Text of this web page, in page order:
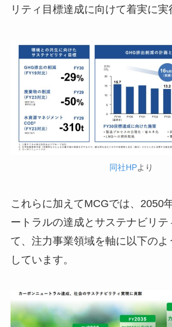
リティ目標達成に向けて着実に実
同社HPより
これらに加えてMCGでは、2050
ートラルの達成とサステナビリテ
て、注力事業領域を軸に以下の
しています。